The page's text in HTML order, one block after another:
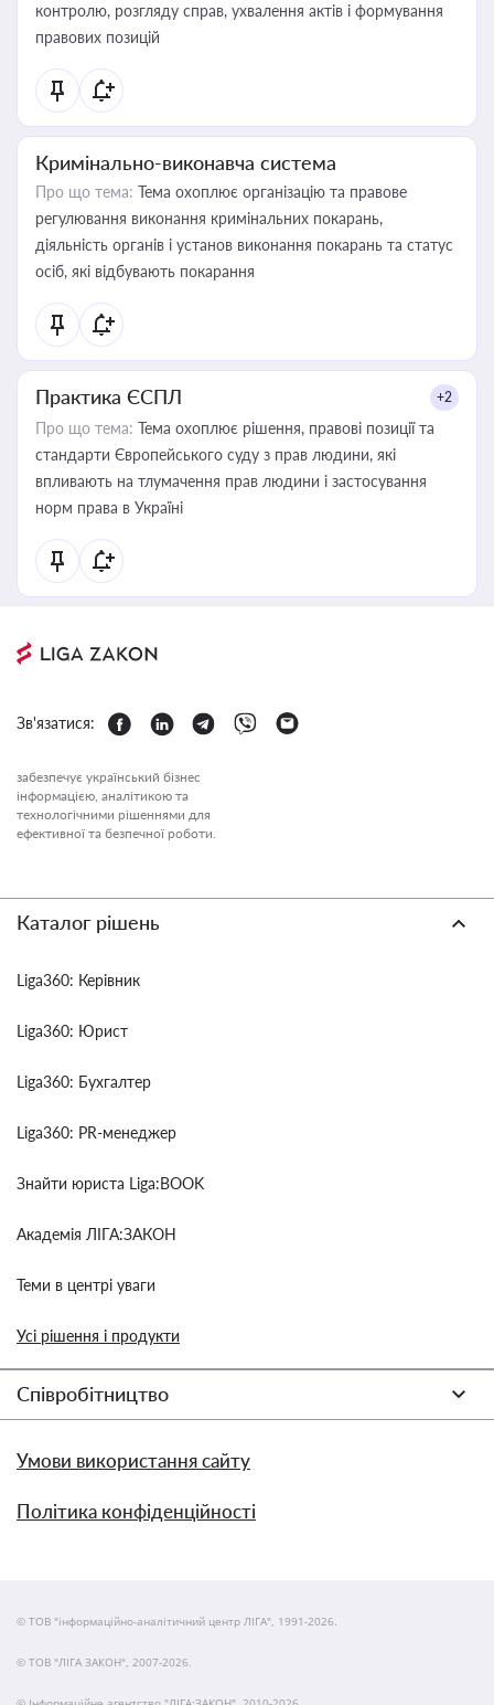
контролю, розгляду справ, ухвалення актів і формування
правових позицій
Кримінально-виконавча система
Про що тема: Тема охоплює організацію та правове
регулювання виконання кримінальних покарань,
діяльність органів і установ виконання покарань та статус
осіб, які відбувають покарання
Практика ЄСПЛ +2
Про що тема: Тема охоплює рішення, правові позиції та
стандарти Європейського суду з прав людини, які
впливають на тлумачення прав людини і застосування
норм права в Україні
Зв'язатися:
забезпечує український бізнес
інформацією, аналітикою та
технологічними рішеннями для
ефективної та безпечної роботи.
Каталог рішень
Liga360: Керівник
Liga360: Юрист
Liga360: Бухгалтер
Liga360: PR-менеджер
Знайти юриста Liga:BOOK
Академія ЛІГА:ЗАКОН
Теми в центрі уваги
Усі рішення і продукти
Співробітництво
Умови використання сайту
Політика конфіденційності
© ТОВ "інформаційно-аналітичний центр ЛІГА", 1991-2026.
© ТОВ "ЛІГА ЗАКОН", 2007-2026.